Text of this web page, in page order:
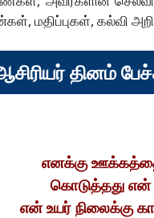
மதிப்புகள், கல்வி
தினம்
எனக்கு
கொடுத்தது என்
என் உயர் நிலைக்கு